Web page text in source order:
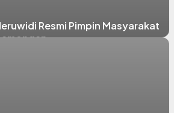
Resmi Pimpin Masyarakat